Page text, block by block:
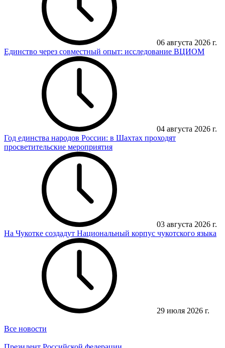
06 августа 2026 г.
Единство через совместный опыт: исследование ВЦИОМ
04 августа 2026 г.
Год единства народов России: в Шахтах проходят
просветительские мероприятия
03 августа 2026 г.
На Чукотке создадут Национальный корпус чукотского языка
29 июля 2026 г.
Все новости